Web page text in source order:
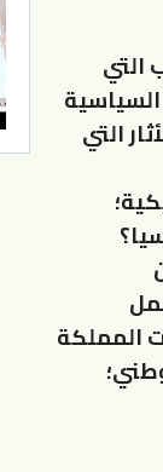
التي
التي
المملكة